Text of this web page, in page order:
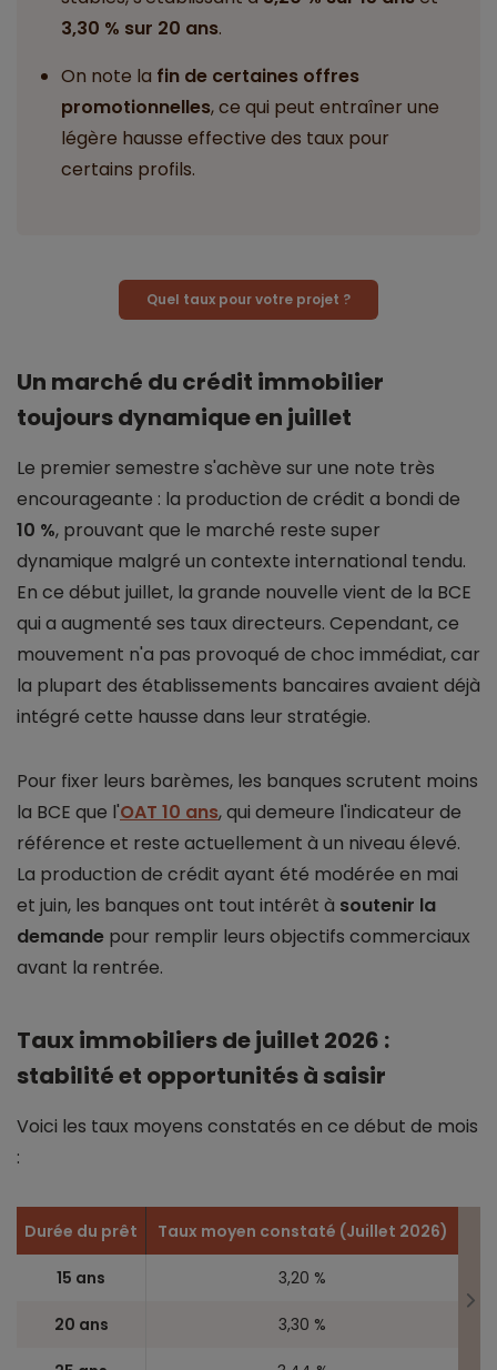
3,30 % sur 20 ans.
On note la fin de certaines offres
promotionnelles, ce qui peut entraîner une
légère hausse effective des taux pour
certains profils.
Quel taux pour votre projet ?
Un marché du crédit immobilier
toujours dynamique en juillet
Le premier semestre s'achève sur une note très
encourageante : la production de crédit a bondi de
10 %, prouvant que le marché reste super
dynamique malgré un contexte international tendu.
En ce début juillet, la grande nouvelle vient de la BCE
qui a augmenté ses taux directeurs. Cependant, ce
mouvement n'a pas provoqué de choc immédiat, car
la plupart des établissements bancaires avaient déjà
intégré cette hausse dans leur stratégie.
Pour fixer leurs barèmes, les banques scrutent moins
la BCE que l'OAT 10 ans, qui demeure l'indicateur de
référence et reste actuellement à un niveau élevé.
La production de crédit ayant été modérée en mai
et juin, les banques ont tout intérêt à soutenir la
demande pour remplir leurs objectifs commerciaux
avant la rentrée.
Taux immobiliers de juillet 2026 :
stabilité et opportunités à saisir
Voici les taux moyens constatés en ce début de mois
:
Durée du prêt Taux moyen constaté (Juillet 2026)
15 ans 3,20 %
20 ans 3,30 %